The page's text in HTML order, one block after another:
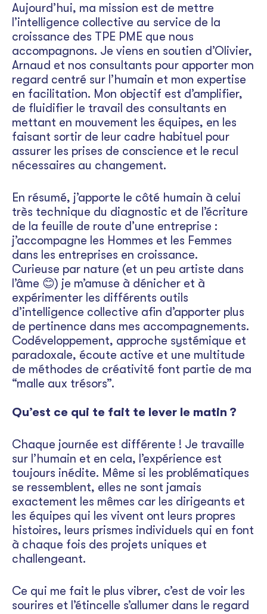
Aujourd’hui, ma mission est de mettre
l’intelligence collective au service de la
croissance des TPE PME que nous
accompagnons. Je viens en soutien d’Olivier,
Arnaud et nos consultants pour apporter mon
regard centré sur l’humain et mon expertise
en facilitation. Mon objectif est d’amplifier,
de fluidifier le travail des consultants en
mettant en mouvement les équipes, en les
faisant sortir de leur cadre habituel pour
assurer les prises de conscience et le recul
nécessaires au changement.
En résumé, j’apporte le côté humain à celui
très technique du diagnostic et de l’écriture
de la feuille de route d’une entreprise :
j’accompagne les Hommes et les Femmes
dans les entreprises en croissance.
Curieuse par nature (et un peu artiste dans
l’âme 😊) je m’amuse à dénicher et à
expérimenter les différents outils
d’intelligence collective afin d’apporter plus
de pertinence dans mes accompagnements.
Codéveloppement, approche systémique et
paradoxale, écoute active et une multitude
de méthodes de créativité font partie de ma
“malle aux trésors”.
Qu’est ce qui te fait te lever le matin ?
Chaque journée est différente ! Je travaille
sur l’humain et en cela, l’expérience est
toujours inédite. Même si les problématiques
se ressemblent, elles ne sont jamais
exactement les mêmes car les dirigeants et
les équipes qui les vivent ont leurs propres
histoires, leurs prismes individuels qui en font
à chaque fois des projets uniques et
challengeant.
Ce qui me fait le plus vibrer, c’est de voir les
sourires et l’étincelle s’allumer dans le regard